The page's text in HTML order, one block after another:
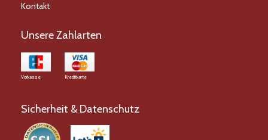
Kontakt
Unsere Zahlarten
Vorkasse Kreditkarte
Sicherheit & Datenschutz